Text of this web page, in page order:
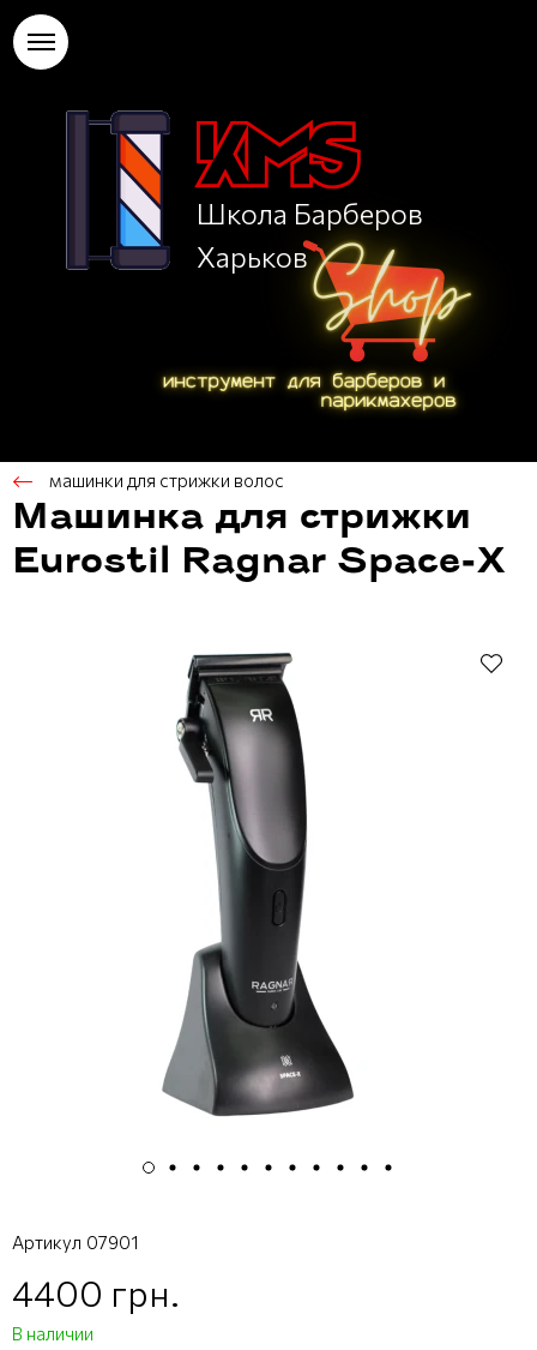
Школа Барберов
Харьков
машинки для стрижки волос
Машинка для стрижки
Eurostil Ragnar Space-X
Артикул 07901
4400 грн.
В наличии